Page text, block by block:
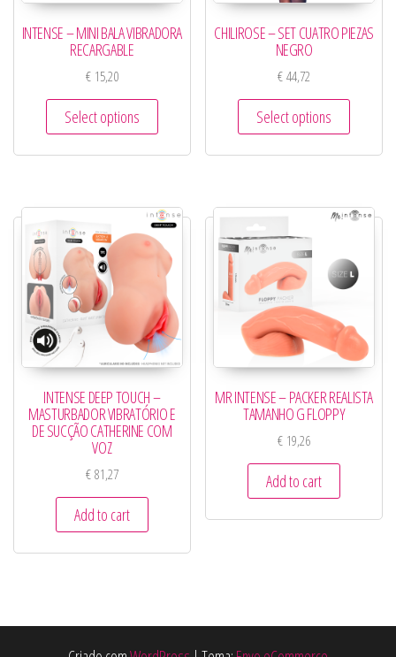
INTENSE – MINI BALA VIBRADORA
RECARGABLE
€15,20
Select options
CHILIROSE – SET CUATRO PIEZAS
NEGRO
€44,72
Select options
INTENSE DEEP TOUCH –
MASTURBADOR VIBRATÓRIO E
DE SUCÇÃO CATHERINE COM
VOZ
€81,27
Add to cart
MR INTENSE – PACKER REALISTA
TAMANHO G FLOPPY
€ 19,26
Add to cart